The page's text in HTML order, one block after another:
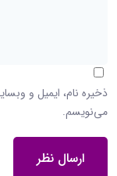
ذخیره نام، ایمیل و
می‌نویسم.